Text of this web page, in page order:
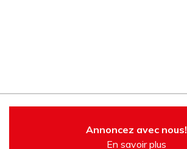
Annoncez avec nous!
En savoir plus